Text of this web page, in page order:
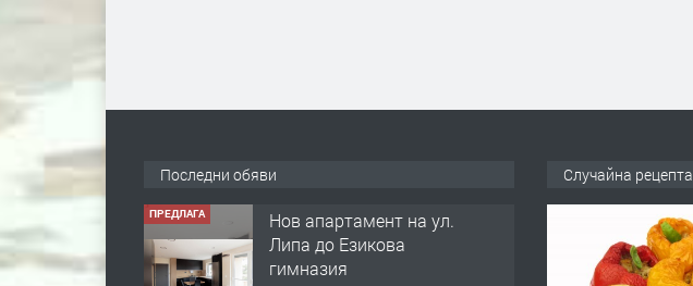
Последни обяви
ПРЕДЛАГА
Нов апартамент на ул.
Липа до Езикова
гимназия
Случайна рецепта